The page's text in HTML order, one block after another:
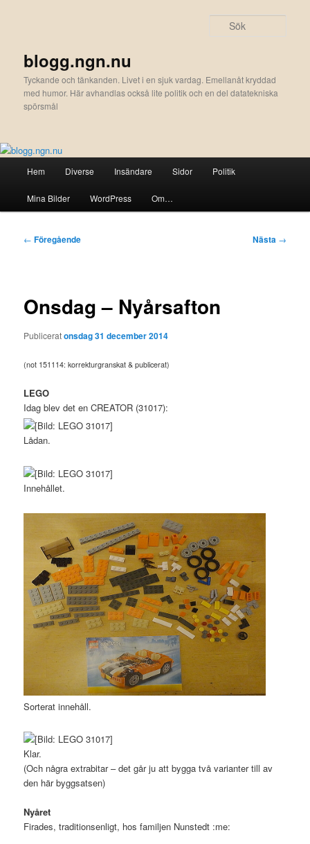
blogg.ngn.nu
Tyckande och tänkanden. Livet i en sjuk vardag. Emellanåt kryddad
med humor. Här avhandlas också lite politik och en del datatekniska
spörsmål
Hem Diverse Insändare Sidor Politik
Mina Bilder WordPress Om…
Inläggsnavigering
← Föregående Nästa →
Onsdag – Nyårsafton
Publiceratonsdag 31 december 2014
(not 151114: korrekturgranskat & publicerat)
LEGO
Idag blev det en CREATOR (31017):
Lådan.
Innehållet.
Sorterat innehåll.
Klar.
(Och några extrabitar – det går ju att bygga två varianter till av
den här byggsatsen)
Nyåret
Firades, traditionsenligt, hos familjen Nunstedt :me: